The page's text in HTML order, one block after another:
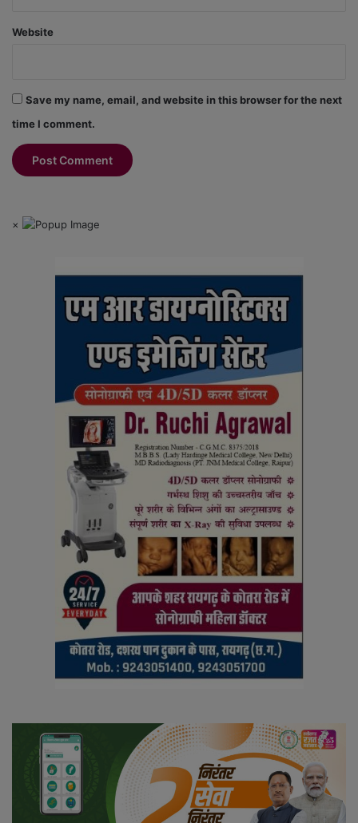
Website
Save my name, email, and website in this browser for the next
time I comment.
×